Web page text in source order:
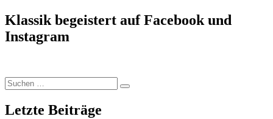
Klassik begeistert auf Facebook und
Instagram
Suchen
nach:
Suchen
Letzte Beiträge